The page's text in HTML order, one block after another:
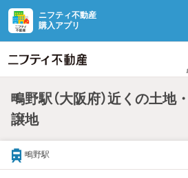
ニフティ不動産
購入アプリ
鴫野駅（大阪府）近くの土地
譲地
鴫野駅